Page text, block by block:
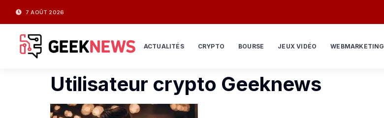
7 AOÛT 2026
ACTUALITÉS CRYPTO BOURSE JEUX VIDÉO WEBMARKETING
Utilisateur crypto Geeknews